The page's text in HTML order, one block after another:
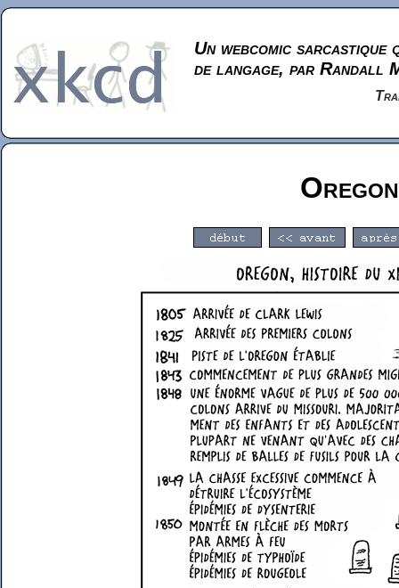
Un webcomic sarcastique
de langage, par Randall
Oregon